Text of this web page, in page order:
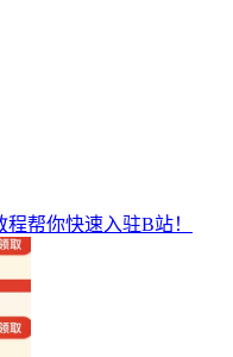
帮你快速入驻B站！